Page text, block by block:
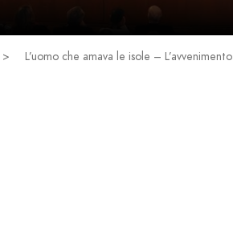
> L’uomo che amava le isole – L’avvenimento